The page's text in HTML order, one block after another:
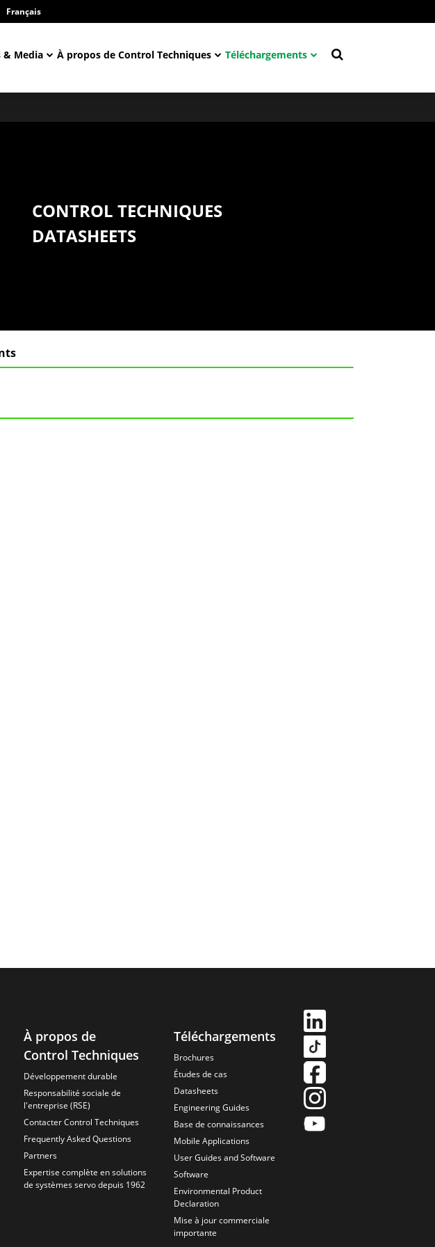
Français
& Media À propos de Control Techniques Téléchargements
CONTROL TECHNIQUES
DATASHEETS
À propos de
Control Techniques
Développement durable
Responsabilité sociale de
l'entreprise (RSE)
Contacter Control Techniques
Frequently Asked Questions
Partners
Expertise complète en solutions
de systèmes servo depuis 1962
Téléchargements
Brochures
Études de cas
Datasheets
Engineering Guides
Base de connaissances
Mobile Applications
User Guides and Software
Software
Environmental Product
Declaration
Mise à jour commerciale
importante